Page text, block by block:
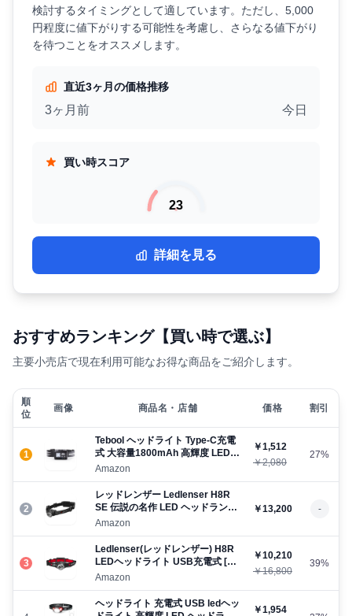
検討するタイミングとして適しています。ただし、5,000
円程度に値下がりする可能性を考慮し、さらなる値下がり
を待つことをオススメします。
直近3ヶ月の価格推移
3ヶ月前 今日
買い時スコア
23
詳細を見る
おすすめランキング【買い時で選ぶ】
主要小売店で現在利用可能なお得な商品をご紹介します。
順
位
画像 商品名・店舗 価格 割引
1
Tebool ヘッドライト Type-C充電
式 大容量1800mAh 高輝度 LED
1000ルーメン 手振りセンサー機
SOS点滅 頭につけ ヘッドランプ
防水防塵 60°角度調整可
Amazon
￥1,512
￥2,080
27%
2
レッドレンザー Ledlenser H8R
SE 伝説の名作 LED ヘッドランプ
が待望の復活！名作「H8R」の特
された SE = スペシャルエディシ
ョン。700ルーメン 軽い 使いやす
Amazon
￥13,200 -
3
Ledlenser(レッドレンザー) H8R
LEDヘッドライト USB充電式 [日
本正規品]
Amazon
￥10,210
￥16,800
39%
ヘッドライト 充電式 USB ledヘッ
￥1,954